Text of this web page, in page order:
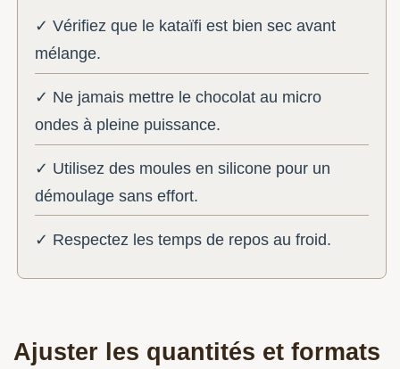
✓ Vérifiez que le kataïfi est bien sec avant
mélange.
✓ Ne jamais mettre le chocolat au micro
ondes à pleine puissance.
✓ Utilisez des moules en silicone pour un
démoulage sans effort.
✓ Respectez les temps de repos au froid.
Ajuster les quantités et formats